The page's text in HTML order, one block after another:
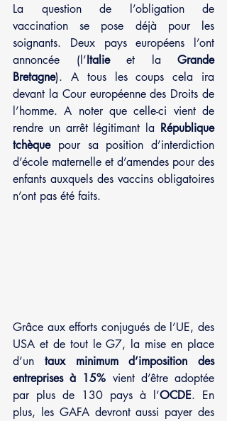
La question de l’obligation de
vaccination se pose déjà pour les
soignants. Deux pays européens l’ont
annoncée (l’Italie et la Grande
Bretagne). A tous les coups cela ira
devant la Cour européenne des Droits de
l’homme. A noter que celle-ci vient de
rendre un arrêt légitimant la République
tchèque pour sa position d’interdiction
d’école maternelle et d’amendes pour des
enfants auxquels des vaccins obligatoires
n’ont pas été faits.
Grâce aux efforts conjugués de l’UE, des
USA et de tout le G7, la mise en place
d’un taux minimum d’imposition des
entreprises à 15% vient d’être adoptée
par plus de 130 pays à l’OCDE. En
plus, les GAFA devront aussi payer des